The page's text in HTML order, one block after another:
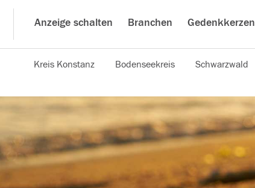
Anzeige schalten Branchen Gedenkkerzen
Kreis Konstanz Bodenseekreis Schwarzwald